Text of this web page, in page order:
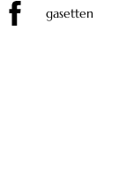
gasetten